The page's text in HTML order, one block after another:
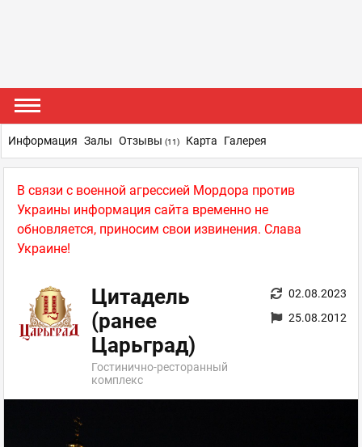
В связи с военной агрессией Мордора против
Украины информация сайта временно не
обновляется, приносим свои извинения. Слава
Украине!
Цитадель
(ранее
Царьград)
Гостинично-ресторанный
комплекс
02.08.2023
25.08.2012
Информация Залы Отзывы (11) Карта Галерея